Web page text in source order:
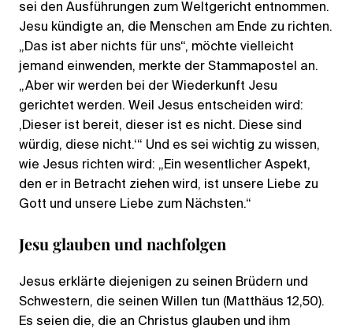
sei den Ausführungen zum Weltgericht entnommen.
Jesu kündigte an, die Menschen am Ende zu richten.
„Das ist aber nichts für uns“, möchte vielleicht
jemand einwenden, merkte der Stammapostel an.
„Aber wir werden bei der Wiederkunft Jesu
gerichtet werden. Weil Jesus entscheiden wird:
‚Dieser ist bereit, dieser ist es nicht. Diese sind
würdig, diese nicht.‘“ Und es sei wichtig zu wissen,
wie Jesus richten wird: „Ein wesentlicher Aspekt,
den er in Betracht ziehen wird, ist unsere Liebe zu
Gott und unsere Liebe zum Nächsten.“
Jesu glauben und nachfolgen
Jesus erklärte diejenigen zu seinen Brüdern und
Schwestern, die seinen Willen tun (Matthäus 12,50).
Es seien die, die an Christus glauben und ihm